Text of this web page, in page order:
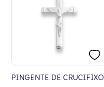
PINGENTE DE CRUCIFIXO